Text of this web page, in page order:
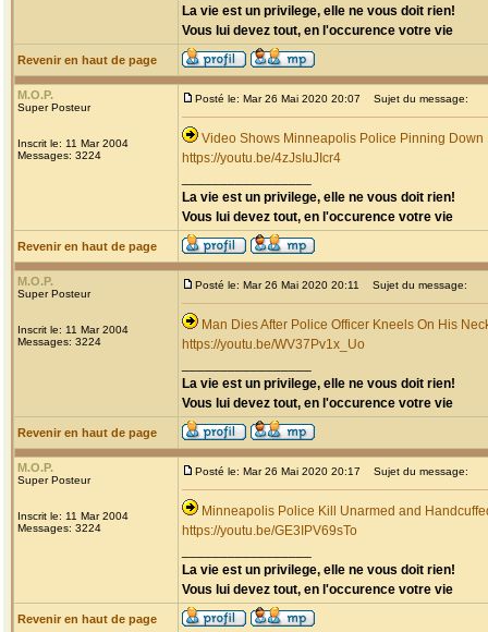
La vie est un privilege, elle ne vous doit rien!
Vous lui devez tout, en l'occurence votre vie
Revenir en haut de page
M.O.P.
Super Posteur
Inscrit le: 11 Mar 2004
Messages: 3224
Posté le: Mar 26 Mai 2020 20:07 Sujet du message:
Video Shows Minneapolis Police Pinning
https://youtu.be/4zJsIuJIcr4
La vie est un privilege, elle ne vous doit rien!
Vous lui devez tout, en l'occurence votre vie
Revenir en haut de page
M.O.P.
Super Posteur
Inscrit le: 11 Mar 2004
Messages: 3224
Posté le: Mar 26 Mai 2020 20:11 Sujet du message:
Man Dies After Police Officer Kneels On His
https://youtu.be/WV37Pv1x_Uo
La vie est un privilege, elle ne vous doit rien!
Vous lui devez tout, en l'occurence votre vie
Revenir en haut de page
M.O.P.
Super Posteur
Inscrit le: 11 Mar 2004
Messages: 3224
Posté le: Mar 26 Mai 2020 20:17 Sujet du message:
Minneapolis Police Kill Unarmed and
https://youtu.be/GE3IPV69sTo
La vie est un privilege, elle ne vous doit rien!
Vous lui devez tout, en l'occurence votre vie
Revenir en haut de page